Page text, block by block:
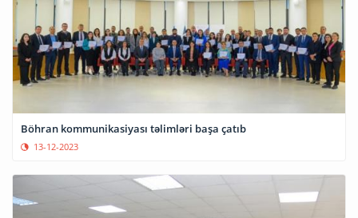
Böhran kommunikasiyası təlimləri başa çatıb
13-12-2023